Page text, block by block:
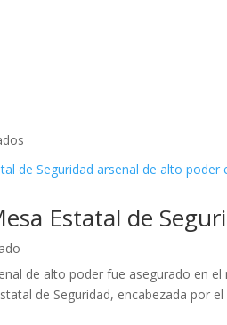
Estatal de
de alto poder fue asegurado en
de Seguridad, encabezada por